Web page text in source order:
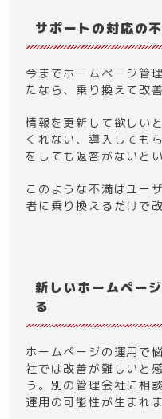
サポートの対応の
今までホームページ管
たなら、乗り換えて改
情報を更新して欲しい
くれない、導入しても
をしても返答がないと
このような不満はユー
者に乗り換えるだけで
新しいホームペー
る
ホームページの運用で
社では改善が難しいと
う。別の管理会社に相
運用の可能性が生まれま